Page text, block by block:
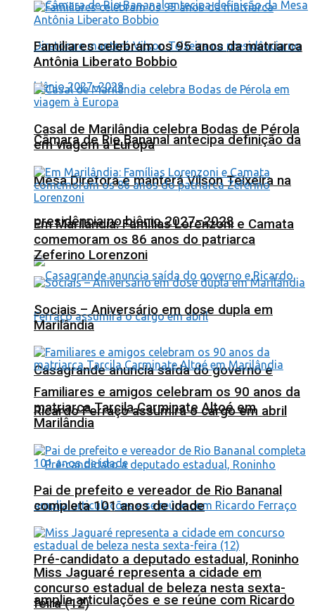
Câmara de Rio Bananal antecipa definição da
Mesa Diretora e manterá Vilson Teixeira na
presidência no biênio 2027–2028
Casagrande anuncia saída do governo e
Ricardo Ferraço assumirá o cargo em abril
Pré-candidato a deputado estadual, Roninho
amplia articulações e se reúne com Ricardo
Familiares celebram os 95 anos da matriarca
Antônia Liberato Bobbio
Casal de Marilândia celebra Bodas de Pérola
em viagem à Europa
Em Marilândia: Famílias Lorenzoni e Camata
comemoram os 86 anos do patriarca
Zeferino Lorenzoni
Sociais – Aniversário em dose dupla em
Marilândia
Familiares e amigos celebram os 90 anos da
matriarca Tarcila Carminate Altoé em
Marilândia
Pai de prefeito e vereador de Rio Bananal
completa 101 anos de idade
Miss Jaguaré representa a cidade em
concurso estadual de beleza nesta sexta-
feira (12)